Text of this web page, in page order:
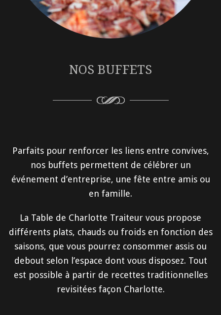
NOS BUFFETS
Parfaits pour renforcer les liens entre convives,
nos buffets permettent de célébrer un
événement d’entreprise, une fête entre amis ou
en famille.
La Table de Charlotte Traiteur vous propose
différents plats, chauds ou froids en fonction des
saisons, que vous pourrez consommer assis ou
debout selon l’espace dont vous disposez. Tout
est possible à partir de recettes traditionnelles
revisitées façon Charlotte.